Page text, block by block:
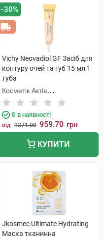
−30%
Vichy Neovadiol GF Засіб для
контуру очей та губ 15 мл 1
туба
Косметік Актів
Інтернаціональ
Є в наявності
від 1371.00 959.70 грн
КУПИТИ
Jkosmec Ultimate Hydrating
Маска тканинна